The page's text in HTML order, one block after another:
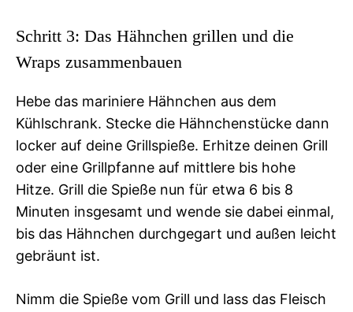
Schritt 3: Das Hähnchen grillen und die
Wraps zusammenbauen
Hebe das mariniere Hähnchen aus dem
Kühlschrank. Stecke die Hähnchenstücke dann
locker auf deine Grillspieße. Erhitze deinen Grill
oder eine Grillpfanne auf mittlere bis hohe
Hitze. Grill die Spieße nun für etwa 6 bis 8
Minuten insgesamt und wende sie dabei einmal,
bis das Hähnchen durchgegart und außen leicht
gebräunt ist.
Nimm die Spieße vom Grill und lass das Fleisch